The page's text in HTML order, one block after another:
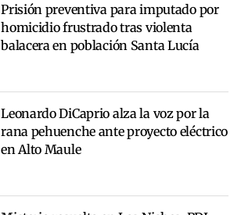
Prisión preventiva para imputado por
homicidio frustrado tras violenta
balacera en población Santa Lucía
Leonardo DiCaprio alza la voz por la
rana pehuenche ante proyecto eléctrico
en Alto Maule